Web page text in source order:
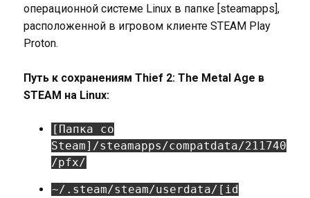
операционной системе Linux в папке [steamapps],
расположенной в игровом клиенте STEAM Play
Proton.
Путь к сохранениям Thief 2: The Metal Age в
STEAM на Linux:
[Папка со
Steam]/steamapps/compatdata/211740
/pfx/
~/.steam/steam/userdata/[id